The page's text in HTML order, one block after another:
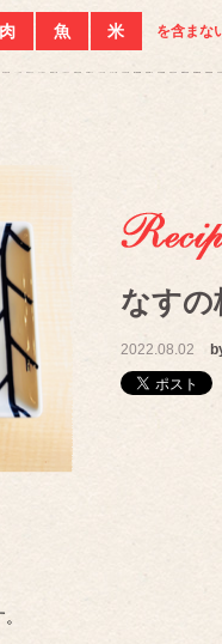
肉 魚 米 を含まな
なすの
2022.08.02